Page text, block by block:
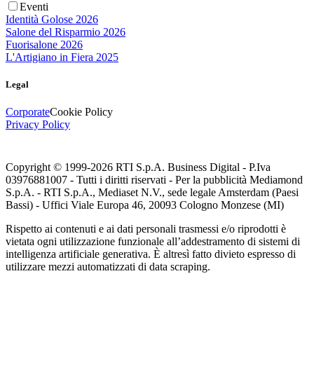
Eventi
Identità Golose 2026
Salone del Risparmio 2026
Fuorisalone 2026
L'Artigiano in Fiera 2025
Legal
CorporateCookie Policy
Privacy Policy
Copyright © 1999-2026 RTI S.p.A. Business Digital - P.Iva
03976881007 - Tutti i diritti riservati - Per la pubblicità Mediamond
S.p.A. - RTI S.p.A., Mediaset N.V., sede legale Amsterdam (Paesi
Bassi) - Uffici Viale Europa 46, 20093 Cologno Monzese (MI)
Rispetto ai contenuti e ai dati personali trasmessi e/o riprodotti è
vietata ogni utilizzazione funzionale all’addestramento di sistemi di
intelligenza artificiale generativa. È altresì fatto divieto espresso di
utilizzare mezzi automatizzati di data scraping.